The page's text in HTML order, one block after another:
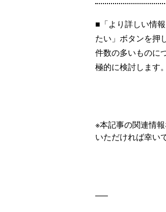
■「より詳しい情
たい」ボタンを押
件数の多いものに
極的に検討します。
※本記事の関連情
いただければ幸い
—–